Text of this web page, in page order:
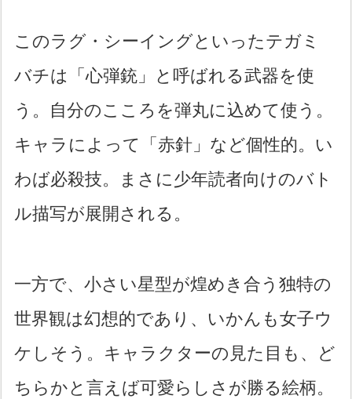
このラグ・シーイングといったテガミ
バチは「心弾銃」と呼ばれる武器を使
う。自分のこころを弾丸に込めて使う。
キャラによって「赤針」など個性的。い
わば必殺技。まさに少年読者向けのバト
ル描写が展開される。
一方で、小さい星型が煌めき合う独特の
世界観は幻想的であり、いかんも女子ウ
ケしそう。キャラクターの見た目も、ど
ちらかと言えば可愛らしさが勝る絵柄。